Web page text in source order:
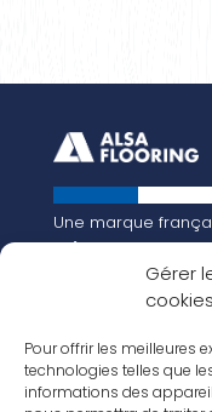
Gérer
cookies
Pour offrir les meilleures
technologies telles que
informations des
Une marque
Qui sommes-nous
Notre histoire
Les chiffres clés
FR
EN
Nos revêtements